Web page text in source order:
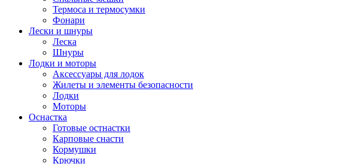
Термоса и термосумки
Фонари
Лески и шнуры
Леска
Шнуры
Лодки и моторы
Аксессуары для лодок
Жилеты и элементы безопасности
Лодки
Моторы
Оснастка
Готовые остнастки
Карповые снасти
Кормушки
Крючки